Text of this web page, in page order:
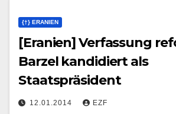
{†} ERANIEN
[Eranien] Verfassung
Barzel kandidiert als
Staatspräsident
12.01.2014 EZF